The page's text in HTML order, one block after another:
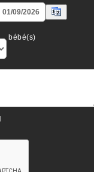
bébé(s)